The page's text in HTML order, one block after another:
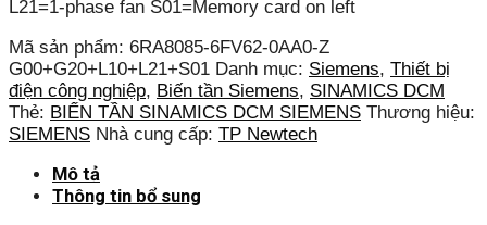
L21=1-phase fan S01=Memory card on left
Mã sản phẩm: 6RA8085-6FV62-0AA0-Z
G00+G20+L10+L21+S01 Danh mục: Siemens, Thiết bị
điện công nghiệp, Biến tần Siemens, SINAMICS DCM
Thẻ: BIẾN TẦN SINAMICS DCM SIEMENS Thương hiệu:
SIEMENS Nhà cung cấp: TP Newtech
Mô tả
Thông tin bổ sung